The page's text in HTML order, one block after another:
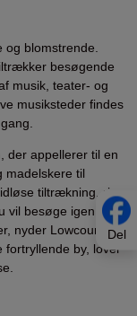
Del
blomstrende.
besøgende
musik, teater- og
musiksteder findes
der appellerer til en
madelskere til
tiltrækning, rige
vil besøge igen og
nyder Lowcountry-
by, lover